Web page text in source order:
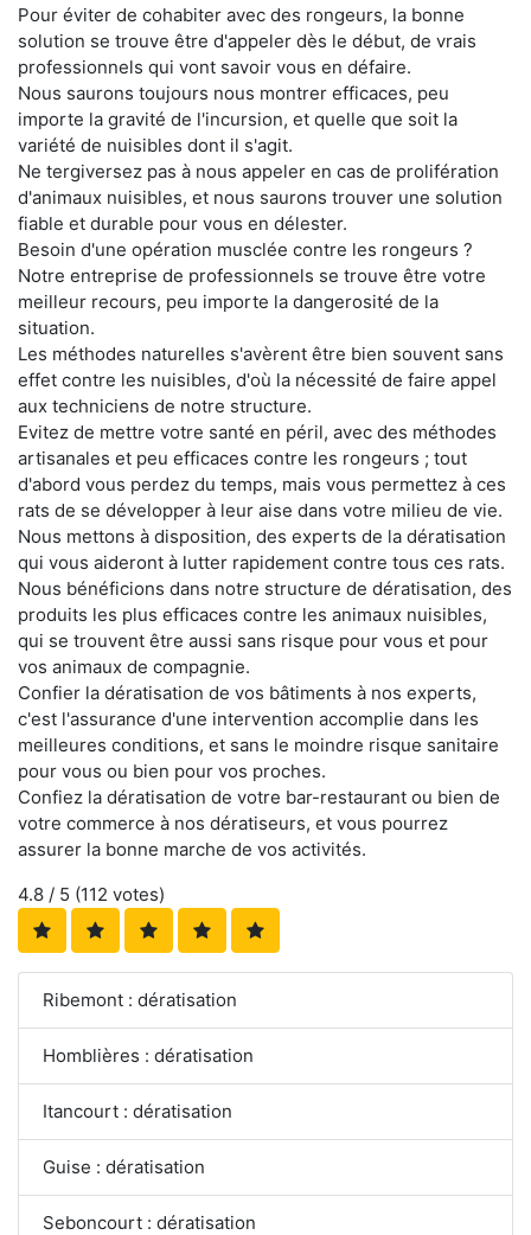
Pour éviter de cohabiter avec des rongeurs, la bonne
solution se trouve être d'appeler dès le début, de vrais
professionnels qui vont savoir vous en défaire.
Nous saurons toujours nous montrer efficaces, peu
importe la gravité de l'incursion, et quelle que soit la
variété de nuisibles dont il s'agit.
Ne tergiversez pas à nous appeler en cas de prolifération
d'animaux nuisibles, et nous saurons trouver une solution
fiable et durable pour vous en délester.
Besoin d'une opération musclée contre les rongeurs ?
Notre entreprise de professionnels se trouve être votre
meilleur recours, peu importe la dangerosité de la
situation.
Les méthodes naturelles s'avèrent être bien souvent sans
effet contre les nuisibles, d'où la nécessité de faire appel
aux techniciens de notre structure.
Evitez de mettre votre santé en péril, avec des méthodes
artisanales et peu efficaces contre les rongeurs ; tout
d'abord vous perdez du temps, mais vous permettez à ces
rats de se développer à leur aise dans votre milieu de vie.
Nous mettons à disposition, des experts de la dératisation
qui vous aideront à lutter rapidement contre tous ces rats.
Nous bénéficions dans notre structure de dératisation, des
produits les plus efficaces contre les animaux nuisibles,
qui se trouvent être aussi sans risque pour vous et pour
vos animaux de compagnie.
Confier la dératisation de vos bâtiments à nos experts,
c'est l'assurance d'une intervention accomplie dans les
meilleures conditions, et sans le moindre risque sanitaire
pour vous ou bien pour vos proches.
Confiez la dératisation de votre bar-restaurant ou bien de
votre commerce à nos dératiseurs, et vous pourrez
assurer la bonne marche de vos activités.
4.8 / 5 (112 votes)
Ribemont : dératisation
Homblières : dératisation
Itancourt : dératisation
Guise : dératisation
Seboncourt : dératisation